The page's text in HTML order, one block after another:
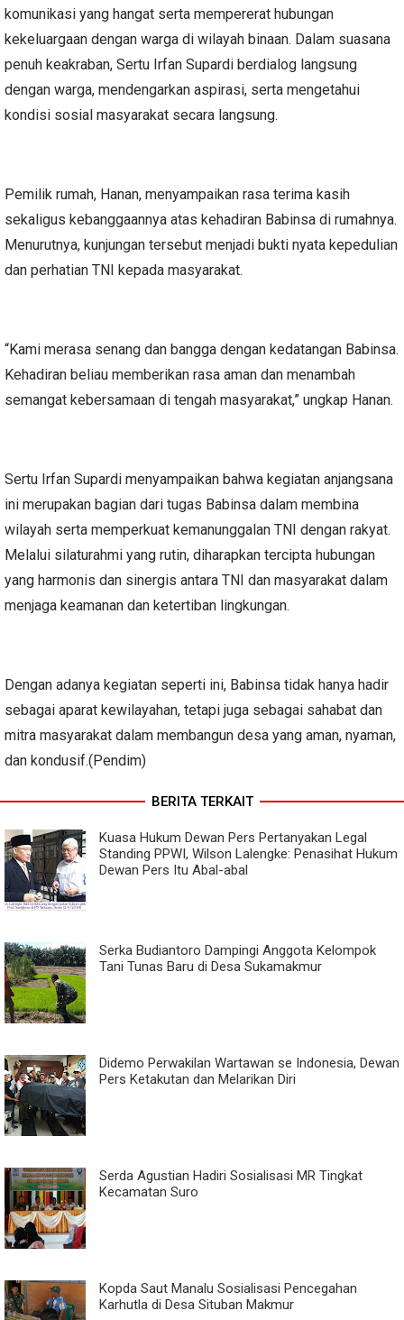
komunikasi yang hangat serta mempererat hubungan
kekeluargaan dengan warga di wilayah binaan. Dalam suasana
penuh keakraban, Sertu Irfan Supardi berdialog langsung
dengan warga, mendengarkan aspirasi, serta mengetahui
kondisi sosial masyarakat secara langsung.
Pemilik rumah, Hanan, menyampaikan rasa terima kasih
sekaligus kebanggaannya atas kehadiran Babinsa di rumahnya.
Menurutnya, kunjungan tersebut menjadi bukti nyata kepedulian
dan perhatian TNI kepada masyarakat.
“Kami merasa senang dan bangga dengan kedatangan Babinsa.
Kehadiran beliau memberikan rasa aman dan menambah
semangat kebersamaan di tengah masyarakat,” ungkap Hanan.
Sertu Irfan Supardi menyampaikan bahwa kegiatan anjangsana
ini merupakan bagian dari tugas Babinsa dalam membina
wilayah serta memperkuat kemanunggalan TNI dengan rakyat.
Melalui silaturahmi yang rutin, diharapkan tercipta hubungan
yang harmonis dan sinergis antara TNI dan masyarakat dalam
menjaga keamanan dan ketertiban lingkungan.
Dengan adanya kegiatan seperti ini, Babinsa tidak hanya hadir
sebagai aparat kewilayahan, tetapi juga sebagai sahabat dan
mitra masyarakat dalam membangun desa yang aman, nyaman,
dan kondusif.(Pendim)
BERITA TERKAIT
Kuasa Hukum Dewan Pers Pertanyakan Legal
Standing PPWI, Wilson Lalengke: Penasihat Hukum
Dewan Pers Itu Abal-abal
Serka Budiantoro Dampingi Anggota Kelompok
Tani Tunas Baru di Desa Sukamakmur
Didemo Perwakilan Wartawan se Indonesia, Dewan
Pers Ketakutan dan Melarikan Diri
Serda Agustian Hadiri Sosialisasi MR Tingkat
Kecamatan Suro
Kopda Saut Manalu Sosialisasi Pencegahan
Karhutla di Desa Situban Makmur